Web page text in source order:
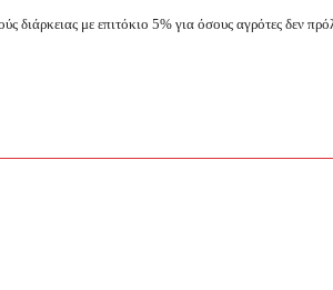
διάρκειας με επιτόκιο 5% για όσους αγρότες δεν